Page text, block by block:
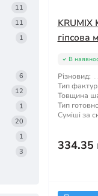
11
11
1
6
12
1
20
1
3
KRUMIX
гіпсова
В
Різновид:
Тип
Товщина
Тип
Суміші за
334.35